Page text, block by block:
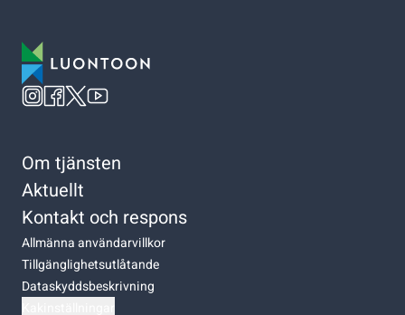
Om tjänsten
Aktuellt
Kontakt och respons
Allmänna användarvillkor
Tillgänglighetsutlåtande
Dataskyddsbeskrivning